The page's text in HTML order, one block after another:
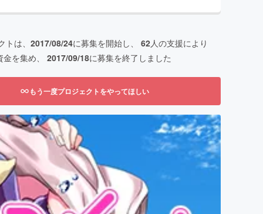
は、 2017/08/24に募集を開始し、 62人の支援により
を集め、 2017/09/18に募集を終了しました
もう一度プロジェクトをやってほしい